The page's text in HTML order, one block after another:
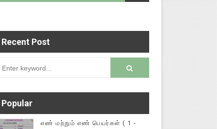
மின்னல் கல்விச் செய்தி இணையதளத்தில்
Recent Post
Popular
எண் மற்றும் எண் பெயர்கள் ( 1 -